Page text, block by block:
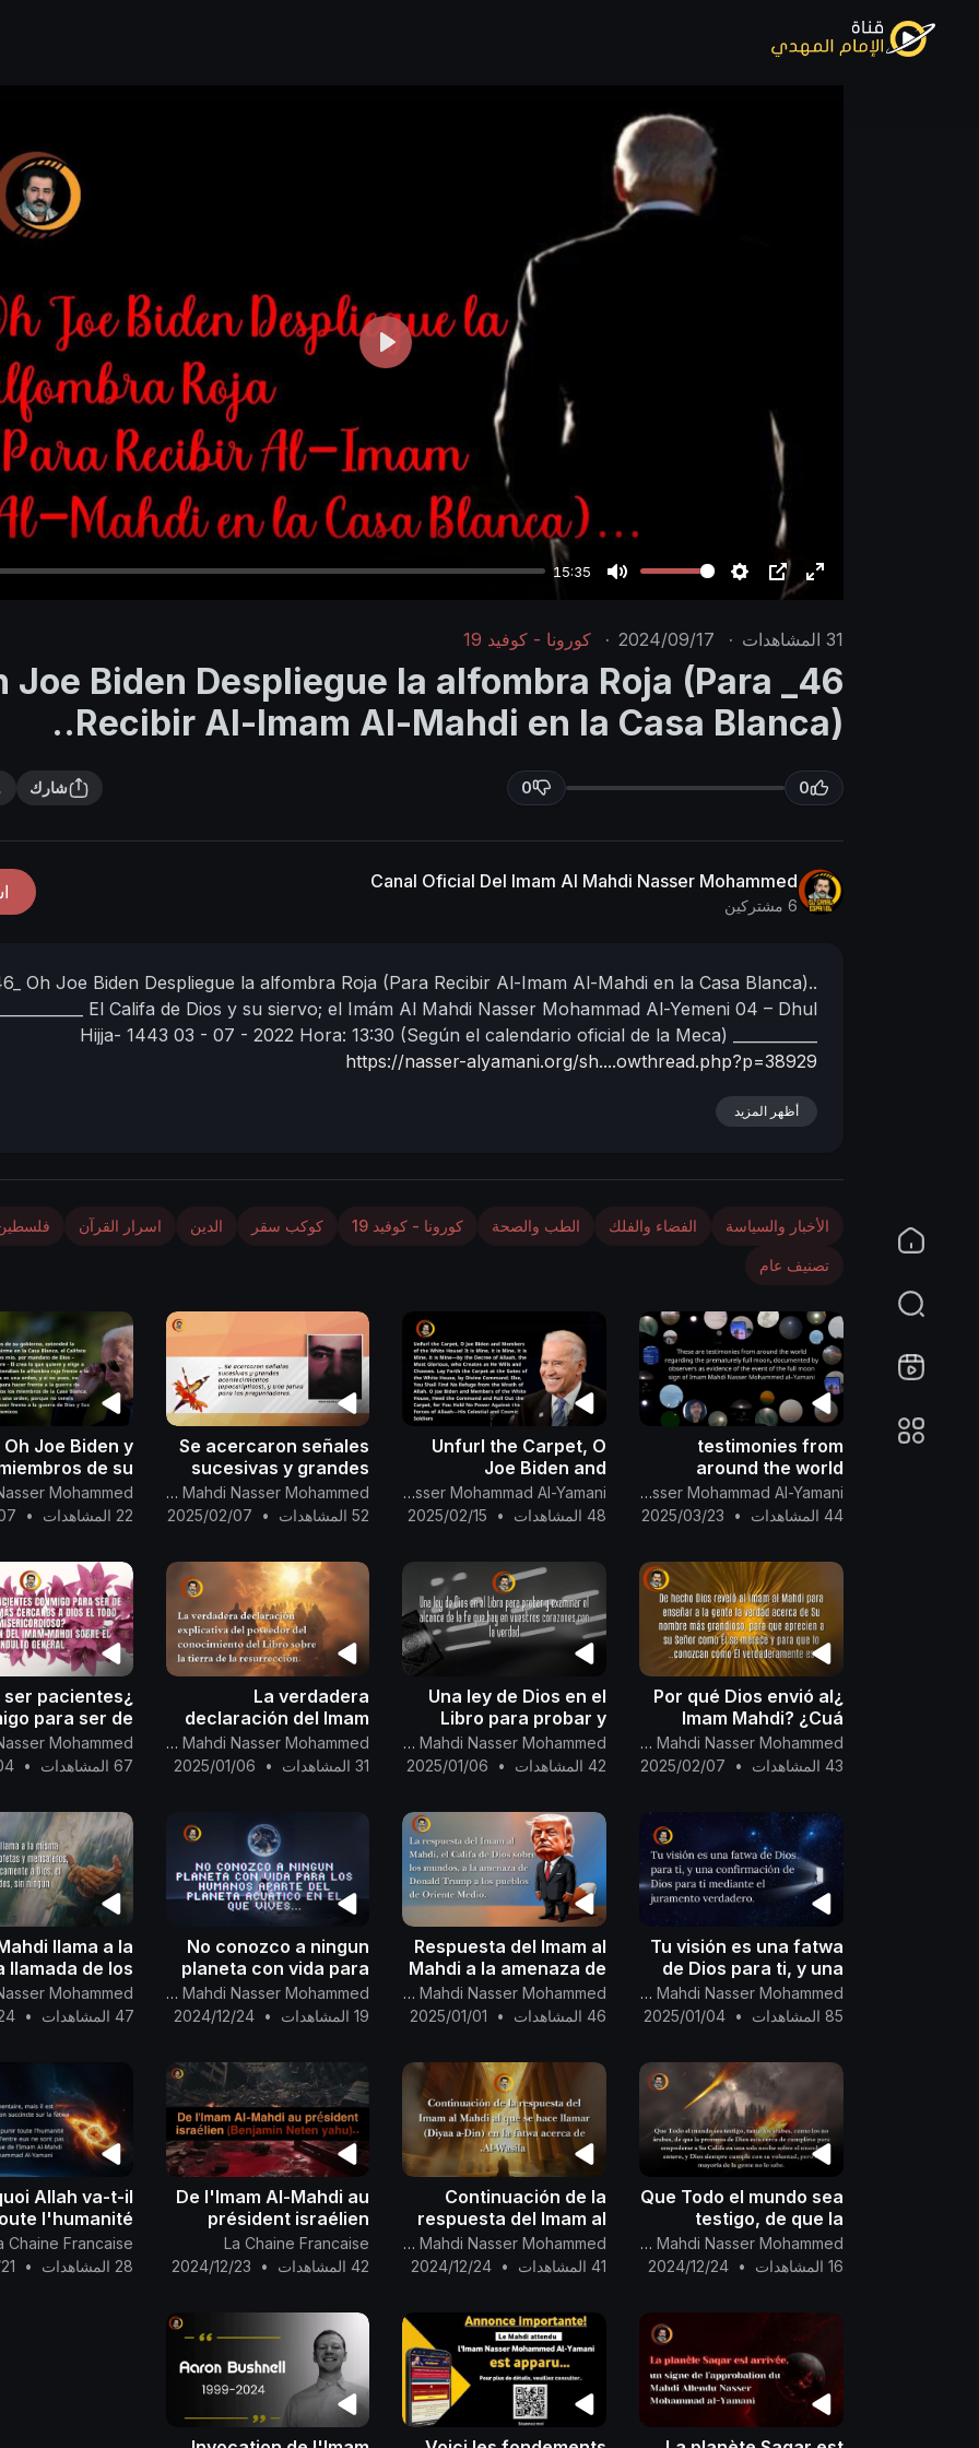
15:35
e
t
i
n
P
P
e
r
f
u
l
c
n
P
y
31 المشاهدات ·
2024/09/17
· كورونا - كوفيد 19
Oh Joe Biden Despliegue la alfombra Roja (Para
Recibir Al-Imam Al-Mahdi en la Casa Blanca)..
0
0 شارك
Canal Oficial Del Imam Al Mahdi Nasser Mohammed
6 مشتركين
Oh Joe Biden Despliegue la alfombra Roja (Para Recibir Al-Imam Al-Mahdi en la Casa Blanca)..
El Califa de Dios y su siervo; el Imám Al Mahdi Nasser Mohammad Al-Yemeni 04 – Dhul
Hijja- 1443 03 - 07 - 2022 Hora: 13:30 (Según el calendario oficial de la Meca)
https://nasser-alyamani.org/sh....owthread.php?p=38929
أظهر المزيد
الأخبار والسياسة الفضاء والفلك الطب والصحة كورونا - كوفيد 19 كوكب سقر الدين اسرار القرآن
تصنيف عام
testimonies from
around the world
regarding the
prematurely full moon,
sign of Imam Al-Mahdi
The English Channel Of Al-Mahdi Nasser Mohammad Al-Yamani
44 المشاهدات
•
2025/03/23
Unfurl the Carpet, O
Joe Biden and
Members of the White
House! It is Mine, it is
of Allaah
The English Channel Of Al-Mahdi Nasser Mohammad Al-Yamani
48 المشاهدات
•
2025/02/15
Se acercaron señales
sucesivas y grandes
acontecimientos
(apocalípticos), y una
Canal Oficial Del Imam Al Mahdi Nasser Mohammed
52 المشاهدات
•
2025/02/07
Oh Joe Biden y
de su
no tenéis
para hacer
22 المشاهدات •
¿Por qué Dios envió al
Imam Mahdi? ¿Cuá
Canal Oficial Del Imam Al Mahdi Nasser Mohammed
43 المشاهدات
•
2025/02/07
Una ley de Dios en el
Libro para probar y
examinar el alcance de
la fe que hay en
Canal Oficial Del Imam Al Mahdi Nasser Mohammed
42 المشاهدات
•
2025/01/06
La verdadera
declaración del Imam
Mahdi sobre la tierra
de la resurrección....
Canal Oficial Del Imam Al Mahdi Nasser Mohammed
31 المشاهدات
•
2025/01/06
ser pacientes
para ser de
los siervos más
a Dios el
sobre el indult
67 المشاهدات •
Tu visión es una fatwa
de Dios para ti, y una
confirmación de Dios
para ....
Canal Oficial Del Imam Al Mahdi Nasser Mohammed
85 المشاهدات
•
2025/01/04
Respuesta del Imam al
Mahdi a la amenaza de
Donald Trump a los
pueblos de Oriente
Canal Oficial Del Imam Al Mahdi Nasser Mohammed
46 المشاهدات
•
2025/01/01
No conozco a ningun
planeta con vida para
los humanos aparte del
planeta acuático en el
Canal Oficial Del Imam Al Mahdi Nasser Mohammed
19 المشاهدات
•
2024/12/24
llama a la
llamada de los
y mensajeros,
que es adorar
47 المشاهدات •
Que Todo el mundo sea
testigo, de que la
promesa de Dios esta
cerca de cumplirse
Canal Oficial Del Imam Al Mahdi Nasser Mohammed
16 المشاهدات
•
2024/12/24
Continuación de la
respuesta del Imam al
Mahdi al que se hace
llamar (Diyaa a-Din) en
Canal Oficial Del Imam Al Mahdi Nasser Mohammed
41 المشاهدات
•
2024/12/24
De l'Imam Al-Mahdi au
président israélien
(Benjamin Neten
yahu*)..
La Chaine Francaise
42 المشاهدات
•
2024/12/23
Allah va-t-il
l'humanité
ne sont pas au
la venue Al-
Chaine Francaise
28 المشاهدات
•